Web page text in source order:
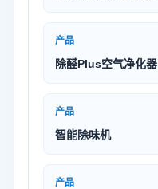
产品
除醛Plus空气净化器
产品
智能除味机
产品